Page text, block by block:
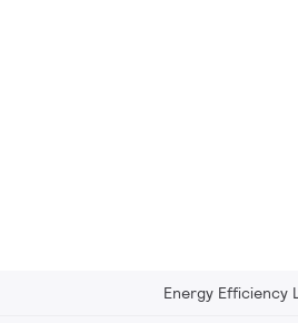
Energy Efficiency